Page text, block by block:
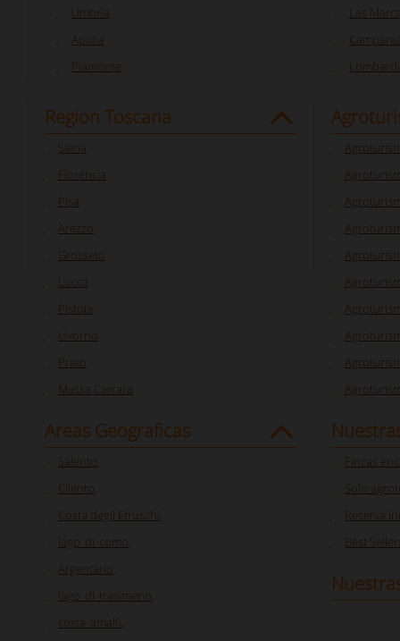
Umbria
Apulia
Piamonte
Las Marcas
Campania
Region Toscana
Siena
Florencia
Pisa
Arezzo
Grosseto
Lucca
Pistoia
Livorno
Prato
Massa Carrara
Areas Geograficas
Salento
Cilento
Costa degli Etruschi
lago_di_como
Argentario
lago_di_trasimeno
costa_amalfi
Fincas
Solo
Reserva
Best Sellers